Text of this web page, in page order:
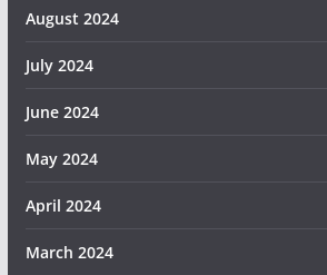
August 2024
July 2024
June 2024
May 2024
April 2024
March 2024